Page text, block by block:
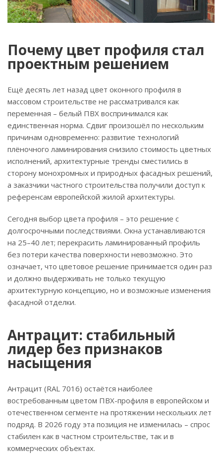
Почему цвет профиля стал
проектным решением
Ещё десять лет назад цвет оконного профиля в
массовом строительстве не рассматривался как
переменная – белый ПВХ воспринимался как
единственная норма. Сдвиг произошёл по нескольким
причинам одновременно: развитие технологий
плёночного ламинирования снизило стоимость цветных
исполнений, архитектурные тренды сместились в
сторону монохромных и природных фасадных решений,
а заказчики частного строительства получили доступ к
референсам европейской жилой архитектуры.
Сегодня выбор цвета профиля – это решение с
долгосрочными последствиями. Окна устанавливаются
на 25–40 лет; перекрасить ламинированный профиль
без потери качества поверхности невозможно. Это
означает, что цветовое решение принимается один раз
и должно выдерживать не только текущую
архитектурную концепцию, но и возможные изменения
фасадной отделки.
Антрацит: стабильный
лидер без признаков
насыщения
Антрацит (RAL 7016) остаётся наиболее
востребованным цветом ПВХ-профиля в европейском и
отечественном сегменте на протяжении нескольких лет
подряд. В 2026 году эта позиция не изменилась – спрос
стабилен как в частном строительстве, так и в
коммерческих объектах.